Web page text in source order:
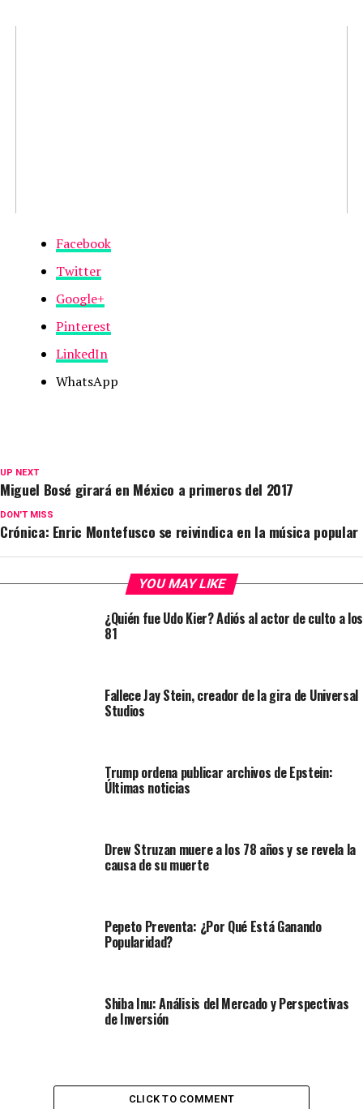
Facebook
Twitter
Google+
Pinterest
LinkedIn
WhatsApp
UP NEXT
Miguel Bosé girará en México a primeros del 2017
DON'T MISS
Crónica: Enric Montefusco se reivindica en la música popular
YOU MAY LIKE
¿Quién fue Udo Kier? Adiós al actor de culto a los
81
Fallece Jay Stein, creador de la gira de Universal
Studios
Trump ordena publicar archivos de Epstein:
Últimas noticias
Drew Struzan muere a los 78 años y se revela la
causa de su muerte
Pepeto Preventa: ¿Por Qué Está Ganando
Popularidad?
Shiba Inu: Análisis del Mercado y Perspectivas
de Inversión
CLICK TO COMMENT